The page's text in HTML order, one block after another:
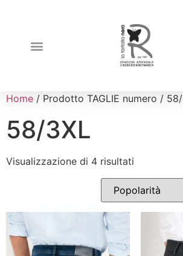
Home / Prodotto TAGLIE numero /
58/3XL
Visualizzazione di 4 risultati